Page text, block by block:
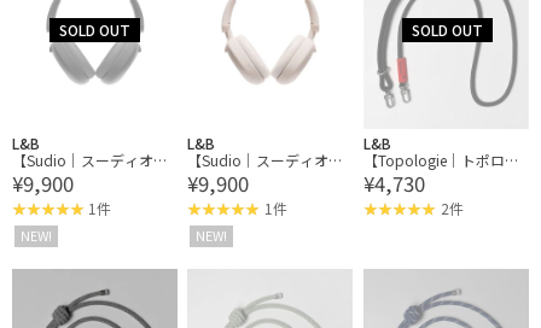
L&B
【Sudio｜スーディオ】K
2 ヘッドホン
¥9,900
1件
NEW!
L&B
【Sudio｜スーディオ】K
2 ヘッドホン
¥9,900
1件
NEW!
L&B
【Topologie｜トポロジ
ー】Wares Straps 8.0mm
Rope Strap ロープスト
ラップ
¥4,730
2件